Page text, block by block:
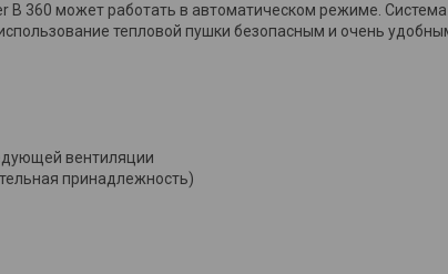
B 360 может работать в автоматическом режиме.
тепловой пушки безопасным и очень
вентиляции
принадлежность)